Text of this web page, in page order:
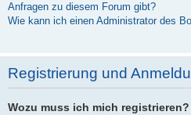
Anfragen zu diesem Forum gibt?
Wie kann ich einen Administrator des
Registrierung und
Wozu muss ich mich registrieren?